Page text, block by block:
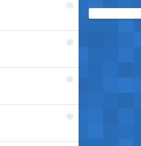
1
2
3
4